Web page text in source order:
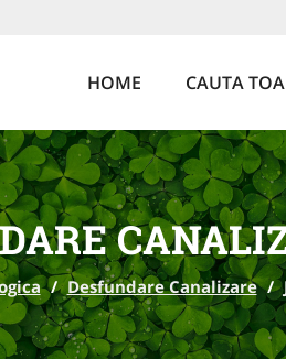
HOME CAUTA
/ Desfundare Canalizare /